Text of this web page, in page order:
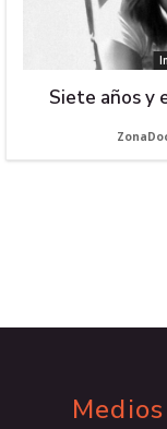
Siete años y